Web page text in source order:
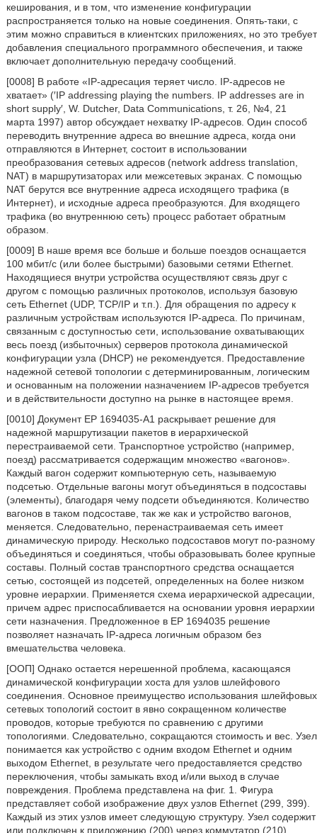
кеширования, и в том, что изменение конфигурации
распространяется только на новые соединения. Опять-таки, с
этим можно справиться в клиентских приложениях, но это требует
добавления специального программного обеспечения, и также
включает дополнительную передачу сообщений.
[0008] В работе «IP-адресация теряет число. IP-адресов не
хватает» (′IP addressing playing the numbers. IP addresses are in
short supply′, W. Dutcher, Data Communications, т. 26, №4, 21
марта 1997) автор обсуждает нехватку IP-адресов. Один способ
переводить внутренние адреса во внешние адреса, когда они
отправляются в Интернет, состоит в использовании
преобразования сетевых адресов (network address translation,
NAT) в маршрутизаторах или межсетевых экранах. С помощью
NAT берутся все внутренние адреса исходящего трафика (в
Интернет), и исходные адреса преобразуются. Для входящего
трафика (во внутреннюю сеть) процесс работает обратным
образом.
[0009] В наше время все больше и больше поездов оснащается
100 мбит/с (или более быстрыми) базовыми сетями Ethernet.
Находящиеся внутри устройства осуществляют связь друг с
другом с помощью различных протоколов, используя базовую
сеть Ethernet (UDP, TCP/IP и т.п.). Для обращения по адресу к
различным устройствам используются IP-адреса. По причинам,
связанным с доступностью сети, использование охватывающих
весь поезд (избыточных) серверов протокола динамической
конфигурации узла (DHCP) не рекомендуется. Предоставление
надежной сетевой топологии с детерминированным, логическим
и основанным на положении назначением IP-адресов требуется
и в действительности доступно на рынке в настоящее время.
[0010] Документ ЕР 1694035-А1 раскрывает решение для
надежной маршрутизации пакетов в иерархической
перестраиваемой сети. Транспортное устройство (например,
поезд) рассматривается содержащим множество «вагонов».
Каждый вагон содержит компьютерную сеть, называемую
подсетью. Отдельные вагоны могут объединяться в подсоставы
(элементы), благодаря чему подсети объединяются. Количество
вагонов в таком подсоставе, так же как и устройство вагонов,
меняется. Следовательно, перенастраиваемая сеть имеет
динамическую природу. Несколько подсоставов могут по-разному
объединяться и соединяться, чтобы образовывать более крупные
составы. Полный состав транспортного средства оснащается
сетью, состоящей из подсетей, определенных на более низком
уровне иерархии. Применяется схема иерархической адресации,
причем адрес приспосабливается на основании уровня иерархии
сети назначения. Предложенное в ЕР 1694035 решение
позволяет назначать IP-адреса логичным образом без
вмешательства человека.
[ООП] Однако остается нерешенной проблема, касающаяся
динамической конфигурации хоста для узлов шлейфового
соединения. Основное преимущество использования шлейфовых
сетевых топологий состоит в явно сокращенном количестве
проводов, которые требуются по сравнению с другими
топологиями. Следовательно, сокращаются стоимость и вес. Узел
понимается как устройство с одним входом Ethernet и одним
выходом Ethernet, в результате чего предоставляется средство
переключения, чтобы замыкать вход и/или выход в случае
повреждения. Проблема представлена на фиг. 1. Фигура
представляет собой изображение двух узлов Ethernet (299, 399).
Каждый из этих узлов имеет следующую структуру. Узел содержит
или подключен к приложению (200) через коммутатор (210)